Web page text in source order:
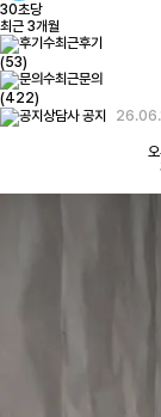
30초당
최근 3개월
최근후기
(53)
최근문의
(422)
상담사 공지